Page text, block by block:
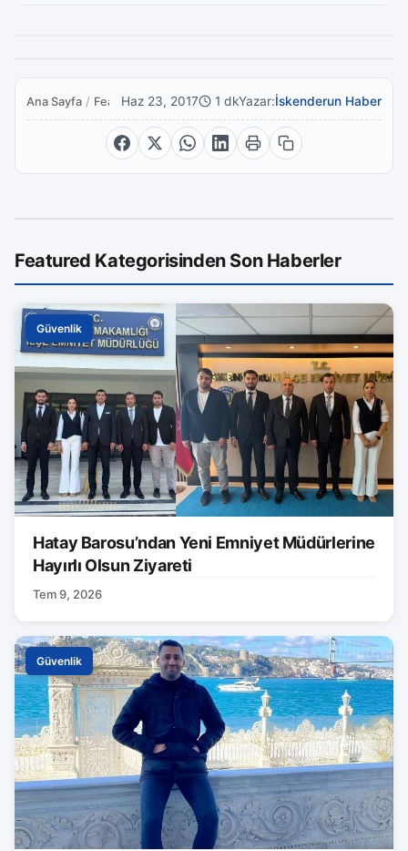
Ana Sayfa / FeaturedHaz 23, 2017 1 dkYazar:İskenderun Haber
Featured Kategorisinden Son Haberler
Güvenlik
Hatay Barosu’ndan Yeni Emniyet Müdürlerine
Hayırlı Olsun Ziyareti
Tem 9, 2026
Güvenlik